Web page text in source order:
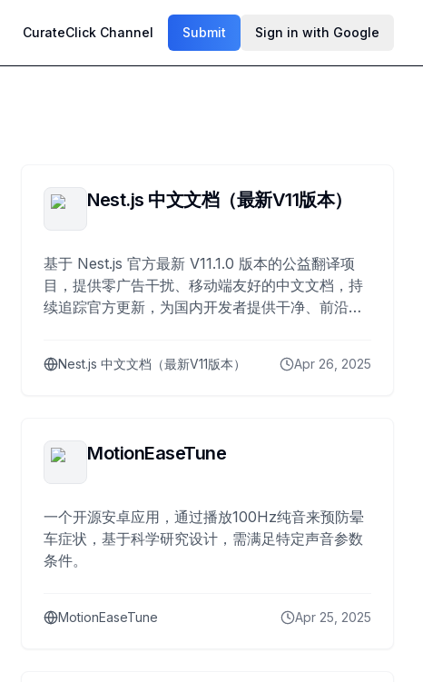
CurateClick Channel Submit Sign in with Google
Nest.js 中文文档（最新V11版本）
基于 Nest.js 官方最新 V11.1.0 版本的公益翻译项
目，提供零广告干扰、移动端友好的中文文档，持
续追踪官方更新，为国内开发者提供干净、前沿、
Nest.js 中文文档（最新V11版本） Apr 26, 2025
MotionEaseTune
一个开源安卓应用，通过播放100Hz纯音来预防晕
车症状，基于科学研究设计，需满足特定声音参数
条件。
MotionEaseTune Apr 25, 2025